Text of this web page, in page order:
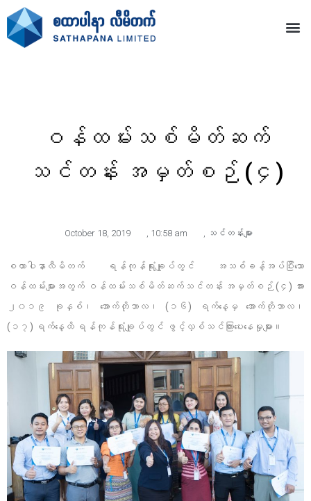
ဝန်ထမ်းသစ်မိတ်ဆက်
သင်တန်း အမှတ်စဉ် (၄)
October 18, 2019 10:58 am သင်တန်းများ
စထာပါနာလီမိတက် ရန်ကုန်ရုံးချုပ်တွင် အသစ်ခန့်အပ်ပြီးသော
ဝန်ထမ်းများအတွက် ဝန်ထမ်းသစ်မိတ်ဆက်သင်တန်း အမှတ်စဉ် (၄) အား
၂၀၁၉ ခုနှစ်၊ အောက်တိုဘာလ၊ (၁၆) ရက်နေ့မှ အောက်တိုဘာလ၊
(၁၇) ရက်နေ့ထိ ရန်ကုန်ရုံးချုပ်တွင် ဖွင့်လှစ်သင်ကြားပေးနေမှုများ။